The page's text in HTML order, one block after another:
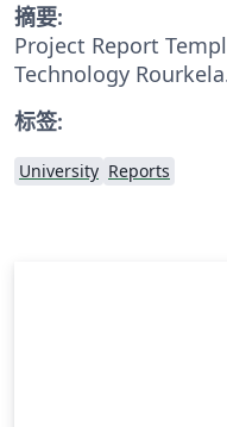
摘要:
Project Report
Technology
标签:
University Reports